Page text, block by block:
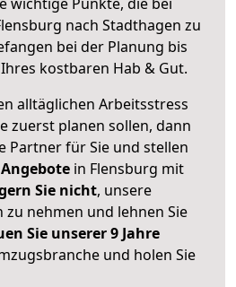
nach Stadthagen zu
bei der Planung bis
kostbaren Hab & Gut.
alltäglichen Arbeitsstress
zuerst planen sollen, dann
Partner für Sie und stellen
in Flensburg mit
Sie nicht, unsere
zu nehmen und lehnen Sie
Sie unserer 9 Jahre
und holen Sie